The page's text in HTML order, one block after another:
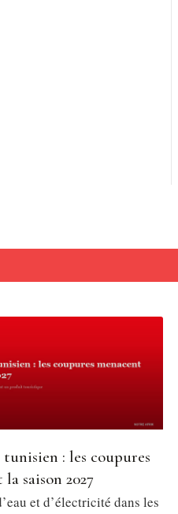
: les coupures
saison 2027
et d’électricité dans les